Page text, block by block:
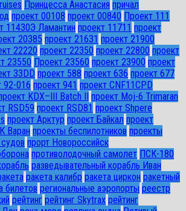
Принцесса Анастасия причал
проект 00108 проект 00840 Проект 111
11430Э Ламантин проект 11711 проект
20385 проект 21631 проект 21900
22220 проект 22350 проект 22800 проект
23550 Проект 23560 проект 23900 проект
33DD проект 588 проект 636 проект 677
92-016 проект 941 проект CNF11CPD
KDX–III Batch II
проект Moj-6 Trimaran
RSD59 проект RSD81 проект Shpere
проект Арктур проект Байкал проект
Варан проекты беспилотников проекты
прорт Новороссийск
противолодочный самолет ПСК-180
разведывательный корабль Иван
ракета калибр ракета циркон ракетный
билетов региональные аэропорты реестр
рейтинг рейтинг Skytrax рейтинг